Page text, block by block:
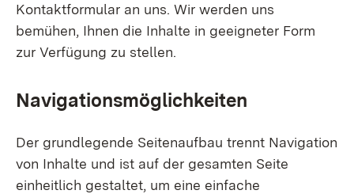
Kontaktformular an uns. Wir werden uns
bemühen, Ihnen die Inhalte in geeigneter Form
zur Verfügung zu stellen.
Navigationsmöglichkeiten
Der grundlegende Seitenaufbau trennt Navigation
von Inhalte und ist auf der gesamten Seite
einheitlich gestaltet, um eine einfache